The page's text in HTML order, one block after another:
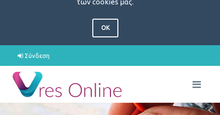
των cookies μας.
OK
Σύνδεση